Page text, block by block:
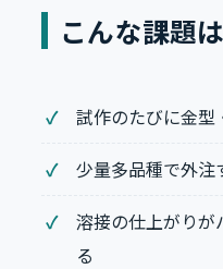
こんな課題
試作のたびに金型
少量多品種で外注
溶接の仕上がりが
る